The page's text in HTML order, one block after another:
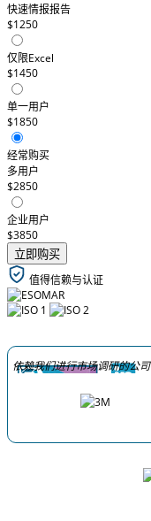
快速情报报告
$1250
仅限Excel
$1450
单一用户
$1850
经常购买
多用户
$2850
企业用户
$3850
立即购买
值得信赖与认证
依赖我们进行市场调研的公司